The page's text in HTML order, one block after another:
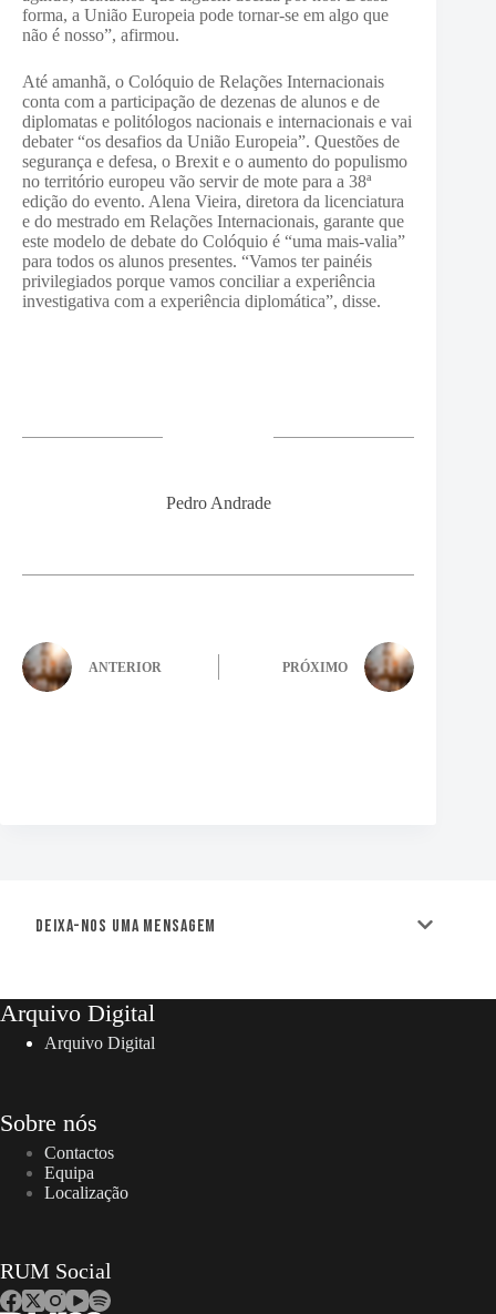
forma, a União Europeia pode tornar-se em algo que
não é nosso”, afirmou.
Até amanhã, o Colóquio de Relações Internacionais
conta com a participação de dezenas de alunos e de
diplomatas e politólogos nacionais e internacionais e vai
debater “os desafios da União Europeia”. Questões de
segurança e defesa, o Brexit e o aumento do populismo
no território europeu vão servir de mote para a 38ª
edição do evento. Alena Vieira, diretora da licenciatura
e do mestrado em Relações Internacionais, garante que
este modelo de debate do Colóquio é “uma mais-valia”
para todos os alunos presentes. “Vamos ter painéis
privilegiados porque vamos conciliar a experiência
investigativa com a experiência diplomática”, disse.
Pedro Andrade
ANTERIOR PRÓXIMO
Deixa-nos uma mensagem
Arquivo Digital
Arquivo Digital
Sobre nós
Contactos
Equipa
Localização
RUM Social